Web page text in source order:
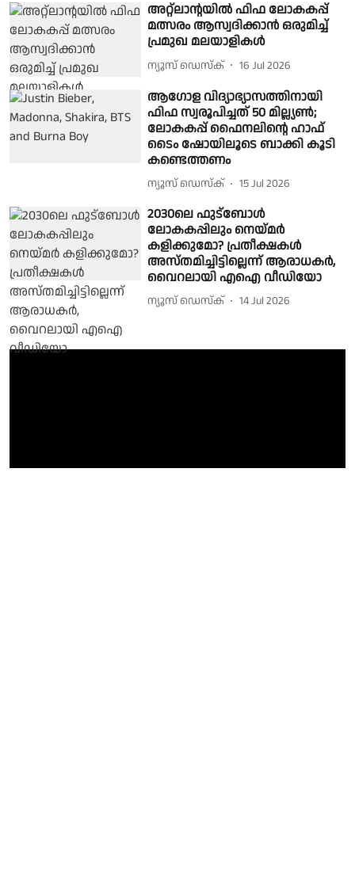
അറ്റ്ലാൻ്റയിൽ ഫിഫ ലോകകപ്പ്
മത്സരം ആസ്വദിക്കാൻ ഒരുമിച്ച്
പ്രമുഖ മലയാളികൾ
ന്യൂസ് ഡെസ്ക് 16 Jul 2026
ആഗോള വിദ്യാഭ്യാസത്തിനായി
ഫിഫ സ്വരൂപിച്ചത് 50 മില്ല്യൺ;
ലോകകപ്പ് ഫൈനലിൻ്റെ ഹാഫ്
ടൈം ഷോയിലൂടെ ബാക്കി കൂടി
കണ്ടെത്തണം
ന്യൂസ് ഡെസ്ക് 15 Jul 2026
2030ലെ ഫുട്ബോൾ
ലോകകപ്പിലും നെയ്മർ
കളിക്കുമോ? പ്രതീക്ഷകൾ
അസ്തമിച്ചിട്ടില്ലെന്ന് ആരാധകർ,
വൈറലായി എഐ വീഡിയോ
ന്യൂസ് ഡെസ്ക് 14 Jul 2026